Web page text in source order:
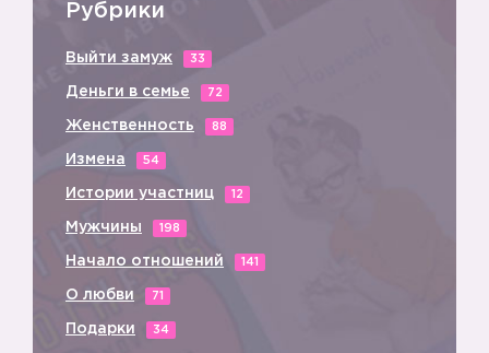
Рубрики
Выйти замуж 33
Деньги в семье 72
Женственность 88
Измена 54
Истории участниц 12
Мужчины 198
Начало отношений 141
О любви 71
Подарки 34